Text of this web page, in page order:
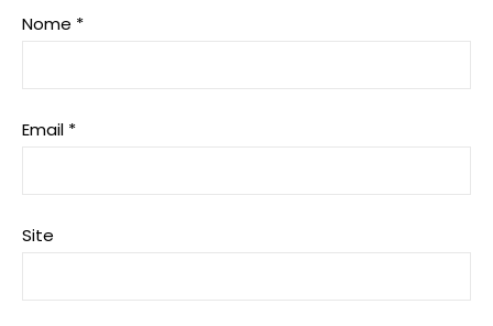
Nome *
Email *
Site